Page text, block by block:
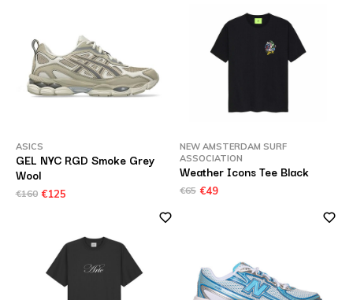
ASICS
GEL NYC RGD Smoke Grey
Wool
€160 €125
NEW AMSTERDAM SURF
ASSOCIATION
Weather Icons Tee Black
€65 €49